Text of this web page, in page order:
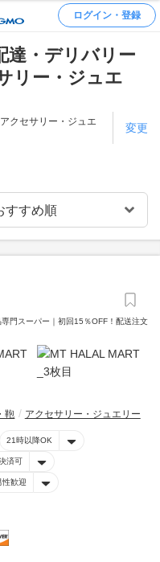
ログイン・登録
達・デリバリー
リー・ジュエ
アクセサリー・ジュエ
変更
門スーパー｜初回15％OFF！配送注文
鞄 アクセサリー・ジュエリー
21時以降OK
済可
性歓迎